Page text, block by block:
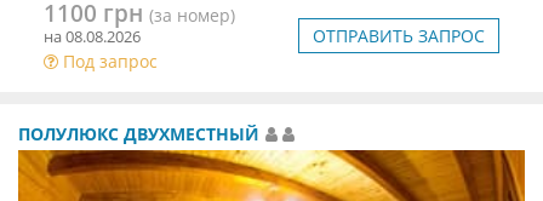
1100 грн (за номер)
на 08.08.2026
Под запрос
ОТПРАВИТЬ ЗАПРОС
ПОЛУЛЮКС ДВУХМЕСТНЫЙ